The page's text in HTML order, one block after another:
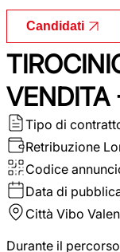
Candidati
VENDITA
Tipo di
Retribuzione
Codice
Data di
Città Vibo
Durante il